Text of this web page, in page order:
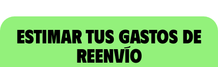
Estimar tus gastos de
reenvío